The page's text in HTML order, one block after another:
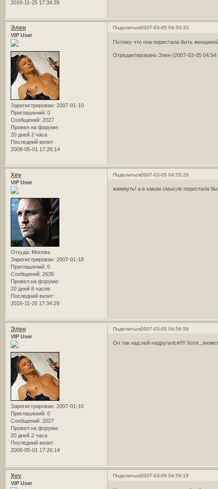
2016-11-25 17:34:29
Поделиться2007-03-05 04:53:33
Элен
VIP User
Зарегистрирован: 2007-01-10
Приглашений: 0
Сообщений: 2027
Провел на форуме:
20 дней 2 часа
Последний визит:
2008-05-01 17:26:14
Потому что она перестала быть
Отредактировано Элен (2007-03-05
Поделиться2007-03-05 04:55:26
Xev
VIP User
Откуда: Москва
Зарегистрирован: 2007-01-18
Приглашений: 0
Сообщений: 2635
Провел на форуме:
20 дней 8 часов
Последний визит:
2016-11-25 17:34:29
жжжжуть! а в каком смысле перестала
Поделиться2007-03-05 04:56:58
Элен
VIP User
Зарегистрирован: 2007-01-10
Приглашений: 0
Сообщений: 2027
Провел на форуме:
20 дней 2 часа
Последний визит:
2008-05-01 17:26:14
Он так над ней надругался!!!!
Поделиться2007-03-05 04:59:18
Xev
VIP User